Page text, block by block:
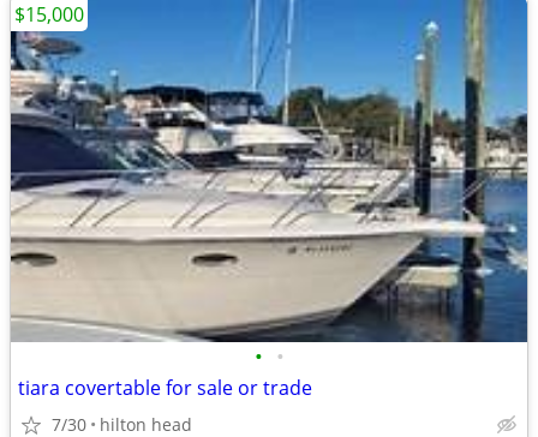
• •
tiara covertable for sale or trade
7/30 hilton head
$15,000